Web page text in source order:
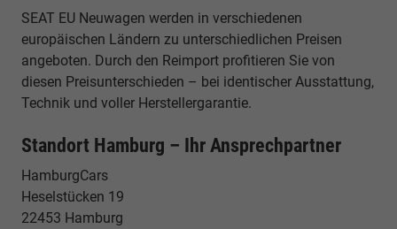
SEAT EU Neuwagen werden in verschiedenen
europäischen Ländern zu unterschiedlichen Preisen
angeboten. Durch den Reimport profitieren Sie von
diesen Preisunterschieden – bei identischer Ausstattung,
Technik und voller Herstellergarantie.
Standort Hamburg – Ihr Ansprechpartner
HamburgCars
Heselstücken 19
22453 Hamburg